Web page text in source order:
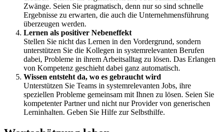
Zwänge. Seien Sie pragmatisch, denn nur so sind schnelle
Ergebnisse zu erwarten, die auch die Unternehmensführung
überzeugen werden.
Lernen als positiver Nebeneffekt
Stellen Sie nicht das Lernen in den Vordergrund, sondern
unterstützen Sie die Kollegen in systemrelevanten Berufen
dabei, Probleme in ihrem Arbeitsalltag zu lösen. Das Erlangen
von Kompetenz geschieht dabei ganz automatisch.
Wissen entsteht da, wo es gebraucht wird
Unterstützen Sie Teams in systemrelevanten Jobs, ihre
speziellen Probleme gemeinsam mit Ihnen zu lösen. Seien Sie
kompetenter Partner und nicht nur Provider von generischen
Lerninhalten. Geben Sie Hilfe zur Selbsthilfe.